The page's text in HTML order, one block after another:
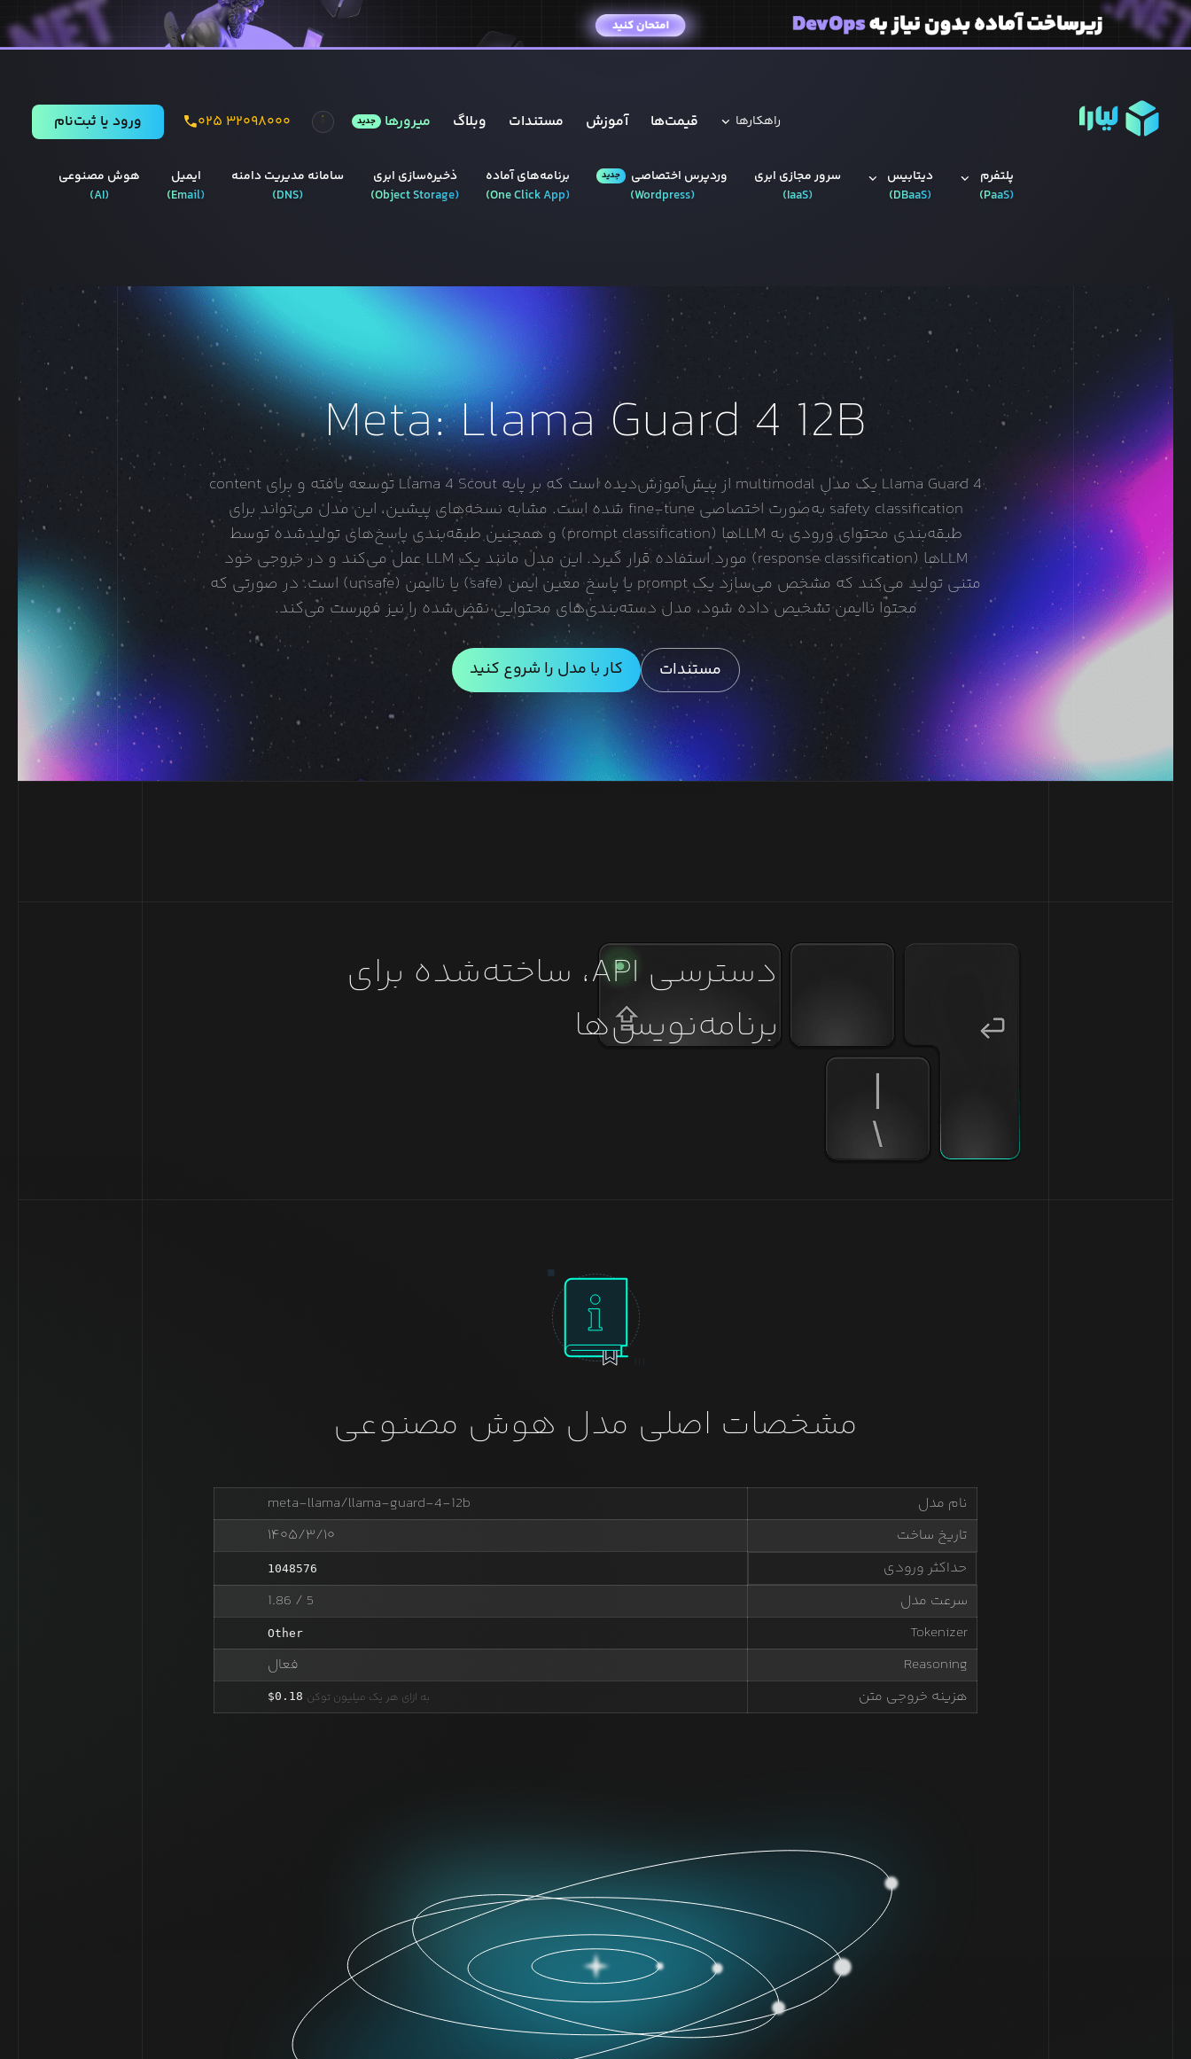
راهکار‌ها قیمت‌ها آموزش مستندات وبلاگ میرورها جدید ۰۲۵ ۳۲۰۹۸۰۰۰ ورود يا ثبت‌نام
هوش مصنوعی
(
AI
)
ایمیل
(
Email
)
سامانه مدیریت دامنه
(
DNS
)
ذخیره‌سازی ابری
(
Object Storage
)
برنامه‌های آماده
(
One Click App
)
وردپرس‌ اختصاصی جدید
(
Wordpress
)
سرور مجازی ابری
(
IaaS
)
دیتابیس‌
(
DBaaS
)
پلتفرم
(
PaaS
)
Meta: Llama Guard 4 12B
Llama Guard 4 یک مدل multimodal از پیش‌آموزش‌دیده است که بر پایه Llama 4 Scout توسعه یافته و برای content
safety classification به‌صورت اختصاصی fine-tune شده است. مشابه نسخه‌های پیشین، این مدل می‌تواند برای
طبقه‌بندی محتوای ورودی به LLMها (prompt classification) و همچنین طبقه‌بندی پاسخ‌های تولیدشده توسط
LLMها (response classification) مورد استفاده قرار گیرد. این مدل مانند یک LLM عمل می‌کند و در خروجی خود
متنی تولید می‌کند که مشخص می‌سازد یک prompt یا پاسخ معین ایمن (safe) یا ناایمن (unsafe) است. در صورتی که
محتوا ناایمن تشخیص داده شود، مدل دسته‌بندی‌های محتوایی نقض‌شده را نیز فهرست می‌کند.
مستندات کار با مدل را شروع کنید
دسترسی API، ساخته‌شده برای
برنامه‌نویس‌ها
مشخصات اصلی مدل هوش مصنوعی
نام مدل
meta-llama/llama-guard-4-12b
تاریخ ساخت
۱۴۰۵/۳/۱۰
حداکثر ورودی
1048576
سرعت مدل 1.86 / 5
Tokenizer
Other
Reasoning
فعال
هزینه خروجی متن
$0.18 به ازای هر یک میلیون توکن